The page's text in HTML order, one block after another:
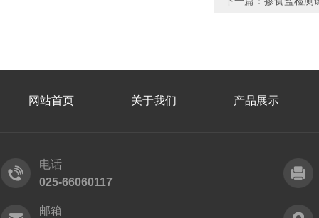
网站首页 关于我们 产品展示
电话
025-66060117
邮箱